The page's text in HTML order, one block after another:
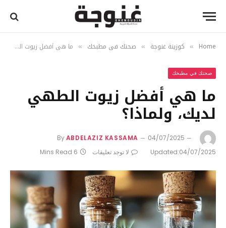
Home
» كوزينة غنوجة » صحتك في مطبخك » ما هي أفضل زيوت الطهي لديك، ولماذا؟
صحتك في مطبخك
ما هي أفضل زيوت الطهي
لديك، ولماذا؟
ByABDELAZIZ KASSAMA
04/07/2025
Updated:04/07/2025 لا توجد تعليقات 6 Mins Read